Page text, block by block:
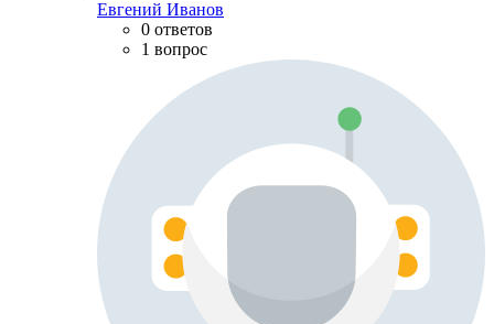
Евгений Иванов
0 ответов
1 вопрос